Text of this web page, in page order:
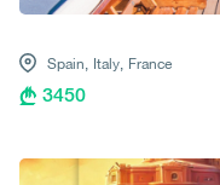
Spain, Italy, France
3450